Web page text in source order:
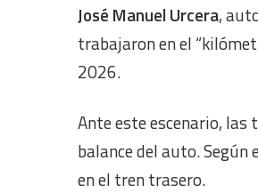
José Manuel Urcera,
trabajaron en el
2026.
Ante este escenario, las
balance del auto.
en el tren trasero.